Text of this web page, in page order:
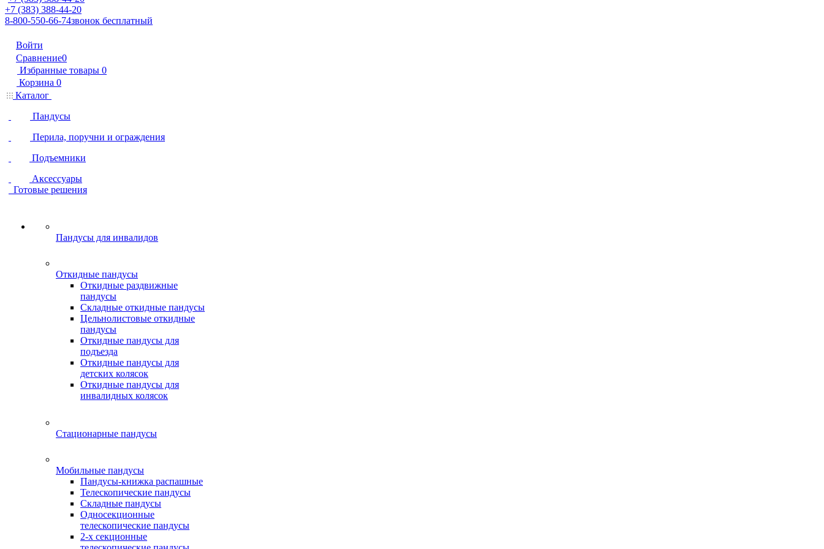
+7 (383) 388-44-20
8-800-550-66-74звонок бесплатный
Войти
Сравнение0
Избранные товары 0
Корзина 0
Каталог
Пандусы
Перила, поручни и ограждения
Подъемники
Аксессуары
Готовые решения
Пандусы для инвалидов
Откидные пандусы
Откидные раздвижные
пандусы
Складные откидные пандусы
Цельнолистовые откидные
пандусы
Откидные пандусы для
подъезда
Откидные пандусы для
детских колясок
Откидные пандусы для
инвалидных колясок
Стационарные пандусы
Мобильные пандусы
Пандусы-книжка распашные
Телескопические пандусы
Складные пандусы
Односекционные
телескопические пандусы
2-х секционные